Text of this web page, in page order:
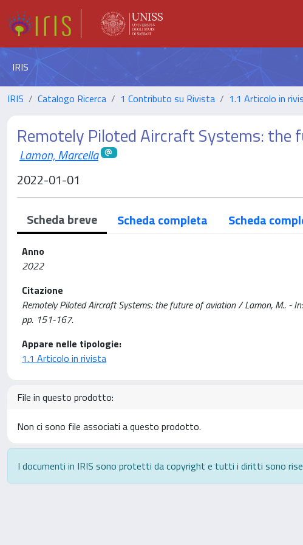
IRIS
IRIS Catalogo Ricerca 1 Contributo su Rivista 1.1 Articolo in
Remotely Piloted Aircraft Systems: the
Lamon, Marcella
2022-01-01
Scheda breve Scheda completa Scheda
Anno
2022
Citazione
Remotely Piloted Aircraft Systems: the future of aviation / Lamon, M.. -
pp. 151-167.
Appare nelle tipologie:
1.1 Articolo in rivista
File in questo prodotto:
Non ci sono file associati a questo prodotto.
I documenti in IRIS sono protetti da copyright e tutti i diritti sono